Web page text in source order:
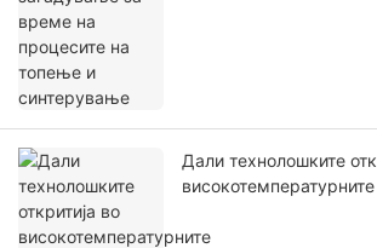
Дали технолошките
високотемпературни